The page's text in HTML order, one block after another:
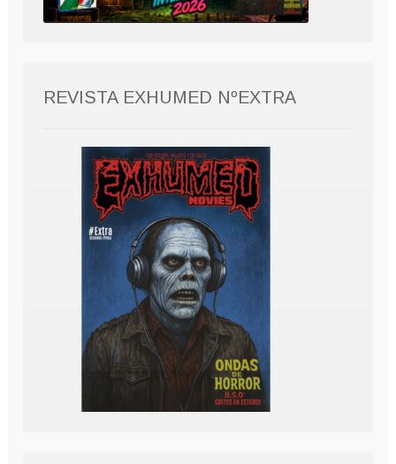
REVISTA EXHUMED NºEXTRA